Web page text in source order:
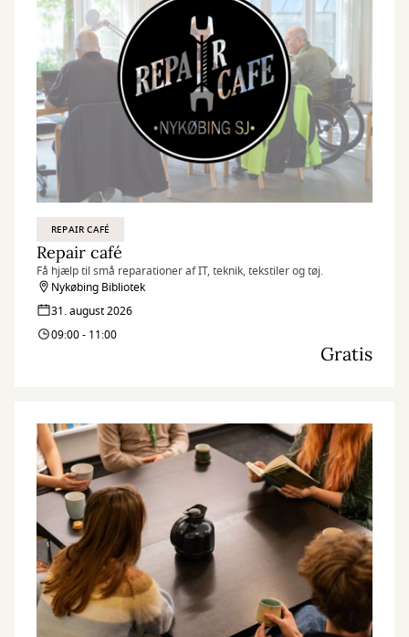
REPAIR CAFÉ
Repair café
Få hjælp til små reparationer af IT, teknik, tekstiler og tøj.
Nykøbing Bibliotek
31. august 2026
09:00 - 11:00
Gratis